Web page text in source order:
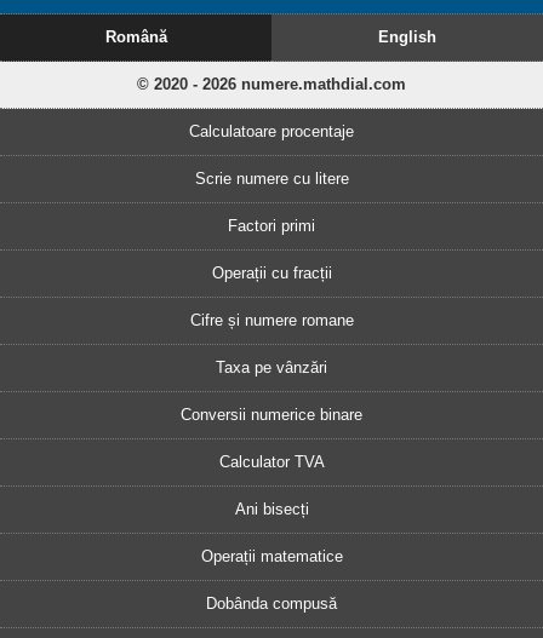
Română English
© 2020 - 2026 numere.mathdial.com
Calculatoare procentaje
Scrie numere cu litere
Factori primi
Operații cu fracții
Cifre și numere romane
Taxa pe vânzări
Conversii numerice binare
Calculator TVA
Ani bisecți
Operații matematice
Dobânda compusă